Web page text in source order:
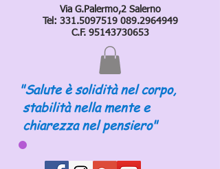
Via G.Palermo,2 Salerno
Tel: 331.5097519 089.2964949
C.F. 95143730653
"Salute è solidità nel corpo,
stabilità nella mente e
chiarezza nel pensiero"